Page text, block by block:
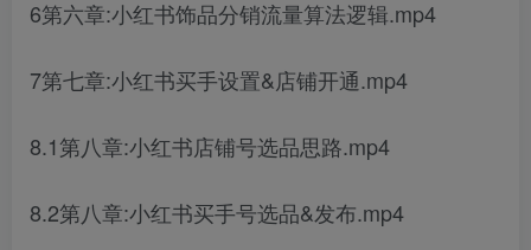
6第六章:小红书饰品分销流量算法逻辑.mp4
7第七章:小红书买手设置&店铺开通.mp4
8.1第八章:小红书店铺号选品思路.mp4
8.2第八章:小红书买手号选品&发布.mp4